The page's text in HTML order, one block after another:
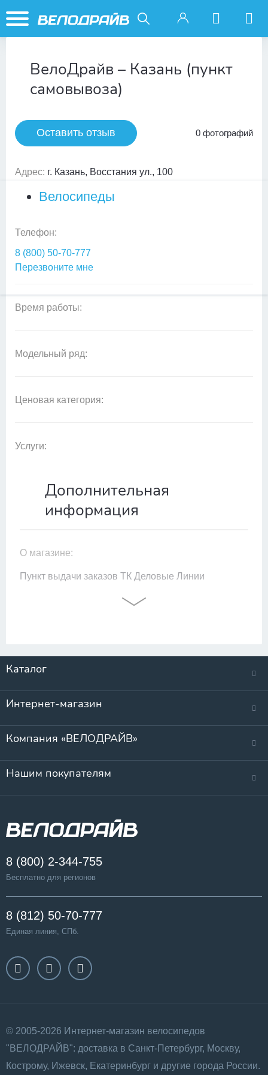
ВелоДрайв – Казань (пункт
самовывоза)
Оставить отзыв 0 фотографий
Адрес: г. Казань, Восстания ул., 100
Велосипеды
Телефон:
8 (800) 50-70-777
Перезвоните мне
Время работы:
Модельный ряд:
Ценовая категория:
Услуги:
Дополнительная
информация
О магазине:
Пункт выдачи заказов ТК Деловые Линии
Каталог
Интернет-магазин
Компания «ВЕЛОДРАЙВ»
Нашим покупателям
8 (800) 2-344-755
Бесплатно для регионов
8 (812) 50-70-777
Единая линия, СПб.
© 2005-2026 Интернет-магазин велосипедов
"ВЕЛОДРАЙВ": доставка в Санкт-Петербург, Москву,
Кострому, Ижевск, Екатеринбург и другие города России.